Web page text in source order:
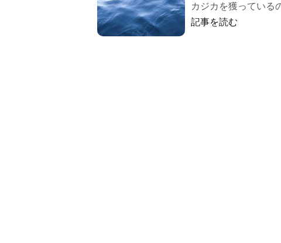
カジカを獲っている
記事を読む